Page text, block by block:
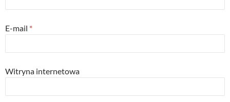
E-mail *
Witryna internetowa